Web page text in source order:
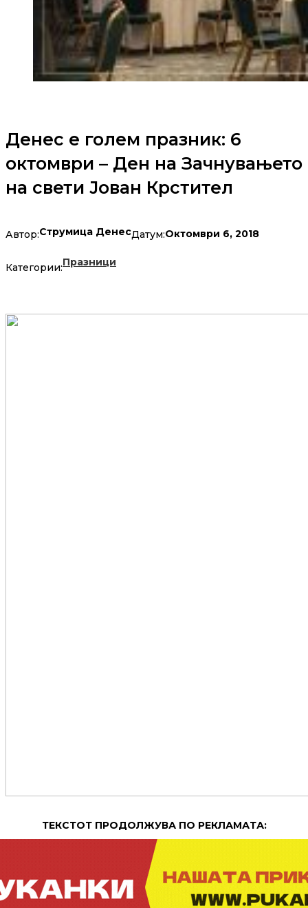
Денес е голем празник: 6
октомври – Ден на Зачнувањето
на свети Јован Крстител
Автор:Струмица ДенесДатум:Октомври 6, 2018
Категории:Празници
ТЕКСТОТ ПРОДОЛЖУВА ПО РЕКЛАМАТА: